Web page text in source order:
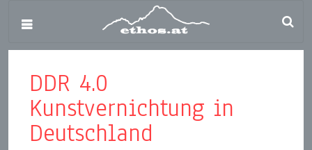
DDR 4.0
Kunstvernichtung in
Deutschland